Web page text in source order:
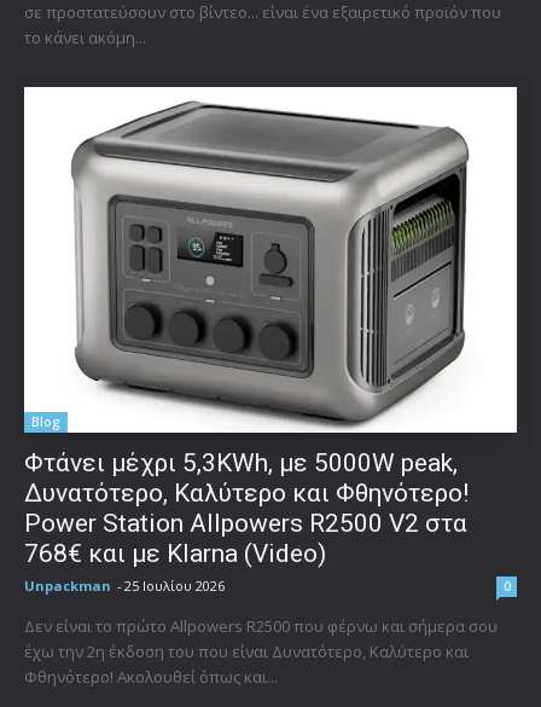
σε προστατεύσουν στο βίντεο... είναι ένα εξαιρετικό προϊόν που
το κάνει ακόμη...
Blog
Φτάνει μέχρι 5,3KWh, με 5000W peak,
Δυνατότερο, Καλύτερο και Φθηνότερο!
Power Station Allpowers R2500 V2 στα
768€ και με Klarna (Video)
Unpackman - 25 Ιουλίου 2026 0
Δεν είναι το πρώτο Allpowers R2500 που φέρνω και σήμερα σου
έχω την 2η έκδοση του που είναι Δυνατότερο, Καλύτερο και
Φθηνότερο! Ακολουθεί όπως και...